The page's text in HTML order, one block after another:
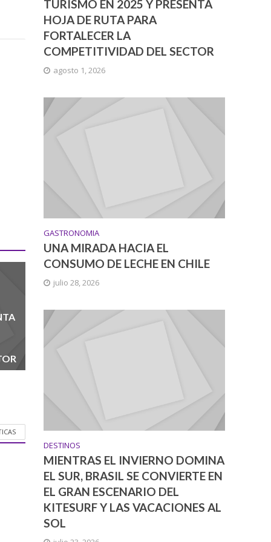
TURISMO EN 2025 Y PRESENTA
HOJA DE RUTA PARA
FORTALECER LA
COMPETITIVIDAD DEL SECTOR
agosto 1, 2026
GASTRONOMIA
UNA MIRADA HACIA EL
CONSUMO DE LECHE EN CHILE
julio 28, 2026
DESTINOS
MIENTRAS EL INVIERNO DOMINA
EL SUR, BRASIL SE CONVIERTE EN
EL GRAN ESCENARIO DEL
KITESURF Y LAS VACACIONES AL
SOL